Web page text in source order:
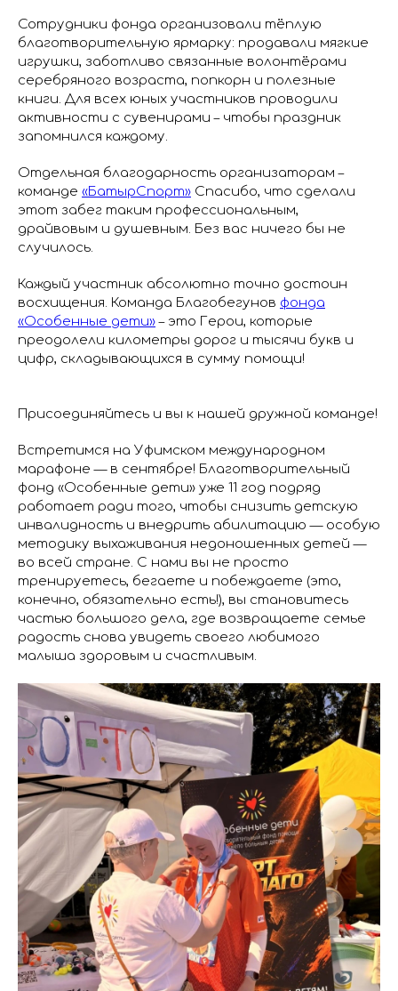
Сотрудники фонда организовали тёплую
благотворительную ярмарку: продавали мягкие
игрушки, заботливо связанные волонтёрами
серебряного возраста, попкорн и полезные
книги. Для всех юных участников проводили
активности с сувенирами – чтобы праздник
запомнился каждому.
Отдельная благодарность организаторам –
команде «БатырСпорт» Спасибо, что сделали
этот забег таким профессиональным,
драйвовым и душевным. Без вас ничего бы не
случилось.
Каждый участник абсолютно точно достоин
восхищения. Команда Благобегунов фонда
«Особенные дети»– это Герои, которые
преодолели километры дорог и тысячи букв и
цифр, складывающихся в сумму помощи!
Присоединяйтесь и вы к нашей дружной команде!
Встретимся на Уфимском международном
марафоне — в сентябре! Благотворительный
фонд «Особенные дети» уже 11 год подряд
работает ради того, чтобы снизить детскую
инвалидность и внедрить абилитацию — особую
методику выхаживания недоношенных детей —
во всей стране. С нами вы не просто
тренируетесь, бегаете и побеждаете (это,
конечно, обязательно есть!), вы становитесь
частью большого дела, где возвращаете семье
радость снова увидеть своего любимого
малыша здоровым и счастливым.